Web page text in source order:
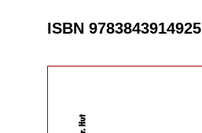
ISBN 9783843914925